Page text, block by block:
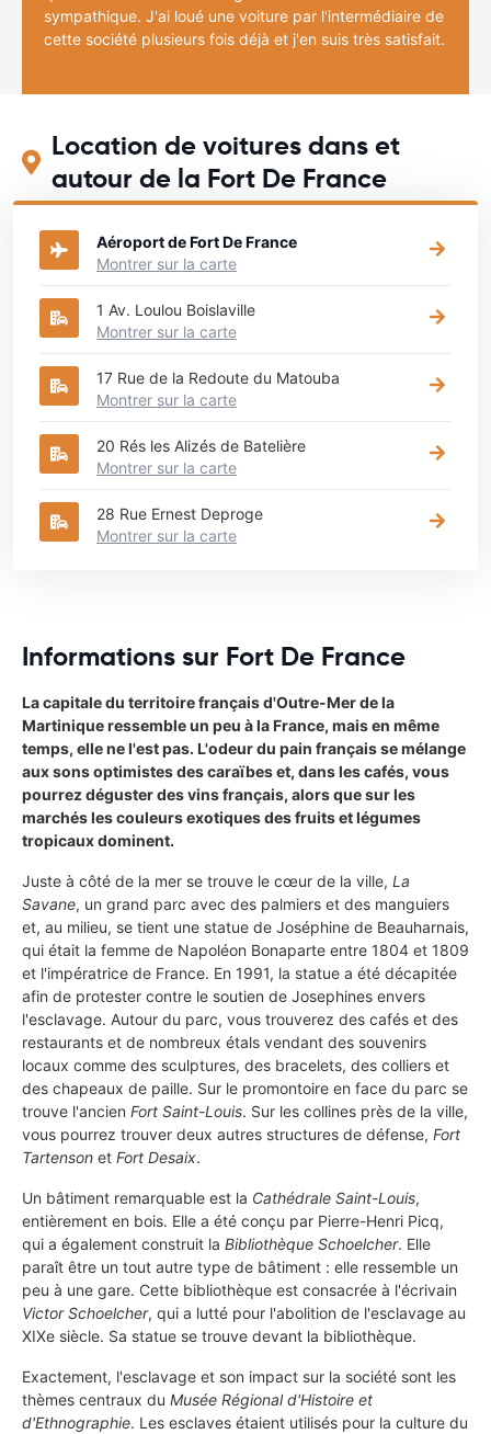
sympathique. J'ai loué une voiture par l'intermédiaire de
cette société plusieurs fois déjà et j'en suis très satisfait.
Location de voitures dans et
autour de la Fort De France
Aéroport de Fort De France
Montrer sur la carte
1 Av. Loulou Boislaville
Montrer sur la carte
17 Rue de la Redoute du Matouba
Montrer sur la carte
20 Rés les Alizés de Batelière
Montrer sur la carte
28 Rue Ernest Deproge
Montrer sur la carte
Informations sur Fort De France
La capitale du territoire français d'Outre-Mer de la
Martinique ressemble un peu à la France, mais en même
temps, elle ne l'est pas. L'odeur du pain français se mélange
aux sons optimistes des caraïbes et, dans les cafés, vous
pourrez déguster des vins français, alors que sur les
marchés les couleurs exotiques des fruits et légumes
tropicaux dominent.
Juste à côté de la mer se trouve le cœur de la ville, La
Savane, un grand parc avec des palmiers et des manguiers
et, au milieu, se tient une statue de Joséphine de Beauharnais,
qui était la femme de Napoléon Bonaparte entre 1804 et 1809
et l'impératrice de France. En 1991, la statue a été décapitée
afin de protester contre le soutien de Josephines envers
l'esclavage. Autour du parc, vous trouverez des cafés et des
restaurants et de nombreux étals vendant des souvenirs
locaux comme des sculptures, des bracelets, des colliers et
des chapeaux de paille. Sur le promontoire en face du parc se
trouve l'ancien Fort Saint-Louis. Sur les collines près de la ville,
vous pourrez trouver deux autres structures de défense, Fort
Tartenson et Fort Desaix.
Un bâtiment remarquable est la Cathédrale Saint-Louis,
entièrement en bois. Elle a été conçu par Pierre-Henri Picq,
qui a également construit la Bibliothèque Schoelcher. Elle
paraît être un tout autre type de bâtiment : elle ressemble un
peu à une gare. Cette bibliothèque est consacrée à l'écrivain
Victor Schoelcher, qui a lutté pour l'abolition de l'esclavage au
XIXe siècle. Sa statue se trouve devant la bibliothèque.
Exactement, l'esclavage et son impact sur la société sont les
thèmes centraux du Musée Régional d'Histoire et
d'Ethnographie. Les esclaves étaient utilisés pour la culture du